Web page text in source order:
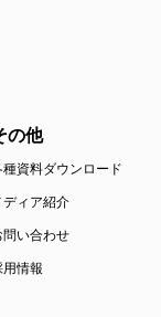
の他
種資料ダウンロード
ディア紹介
問い合わせ
用情報